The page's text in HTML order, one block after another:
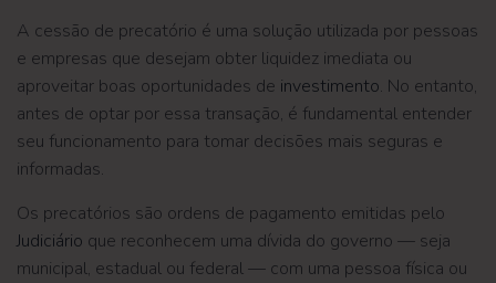
A cessão de precatório é uma solução utilizada por pessoas
e empresas que desejam obter liquidez imediata ou
aproveitar boas oportunidades de investimento. No entanto,
antes de optar por essa transação, é fundamental entender
seu funcionamento para tomar decisões mais seguras e
informadas.
Os precatórios são ordens de pagamento emitidas pelo
Judiciário que reconhecem uma dívida do governo — seja
municipal, estadual ou federal — com uma pessoa física ou